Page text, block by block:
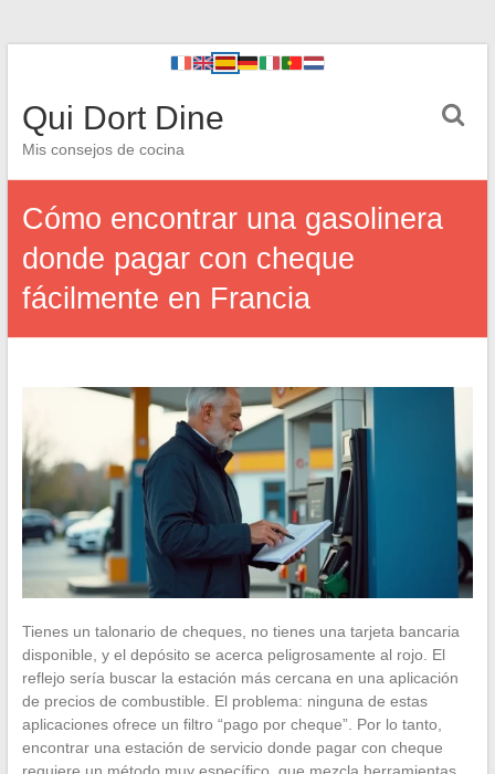
Qui Dort Dine
Mis consejos de cocina
Cómo encontrar una gasolinera
donde pagar con cheque
fácilmente en Francia
Tienes un talonario de cheques, no tienes una tarjeta bancaria
disponible, y el depósito se acerca peligrosamente al rojo. El
reflejo sería buscar la estación más cercana en una aplicación
de precios de combustible. El problema: ninguna de estas
aplicaciones ofrece un filtro “pago por cheque”. Por lo tanto,
encontrar una estación de servicio donde pagar con cheque